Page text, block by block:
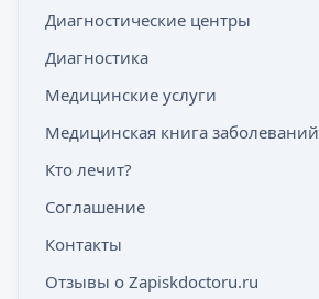
Диагностические центры
Диагностика
Медицинские услуги
Медицинская книга заболеваний
Кто лечит?
Соглашение
Контакты
Отзывы о Zapiskdoctoru.ru